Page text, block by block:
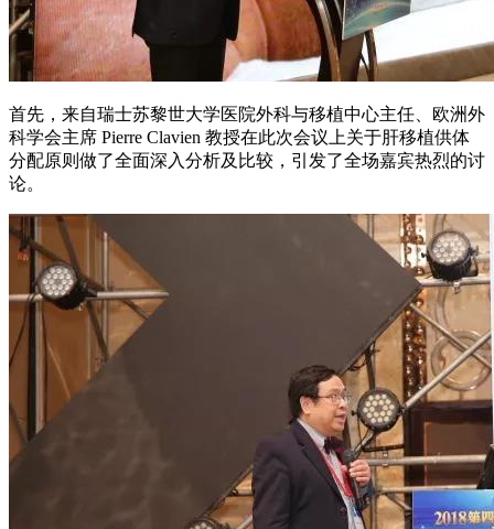
首先，来自瑞士苏黎世大学医院外科与移植中心主任、欧洲外
科学会主席 Pierre Clavien 教授在此次会议上关于肝移植供体
分配原则做了全面深入分析及比较，引发了全场嘉宾热烈的讨
论。